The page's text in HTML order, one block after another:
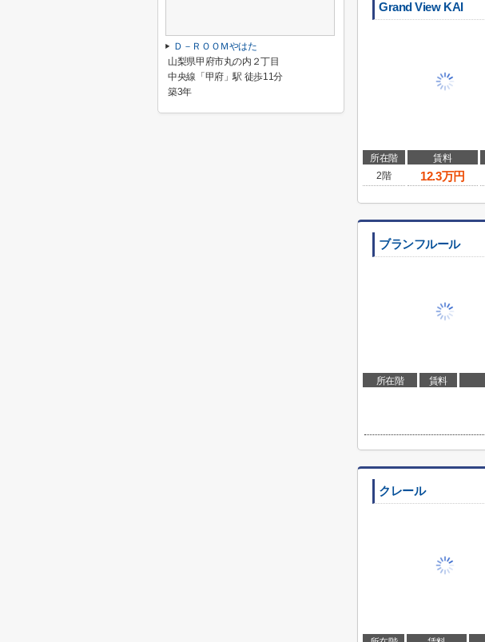
Grand View KAI
所在階 賃料
2階
12.3万円
ブランフルール
所在階 賃料
クレール
Ｄ－ＲＯＯＭやはた
山梨県甲府市丸の内２丁目
中央線「甲府」駅 徒歩11分
築3年